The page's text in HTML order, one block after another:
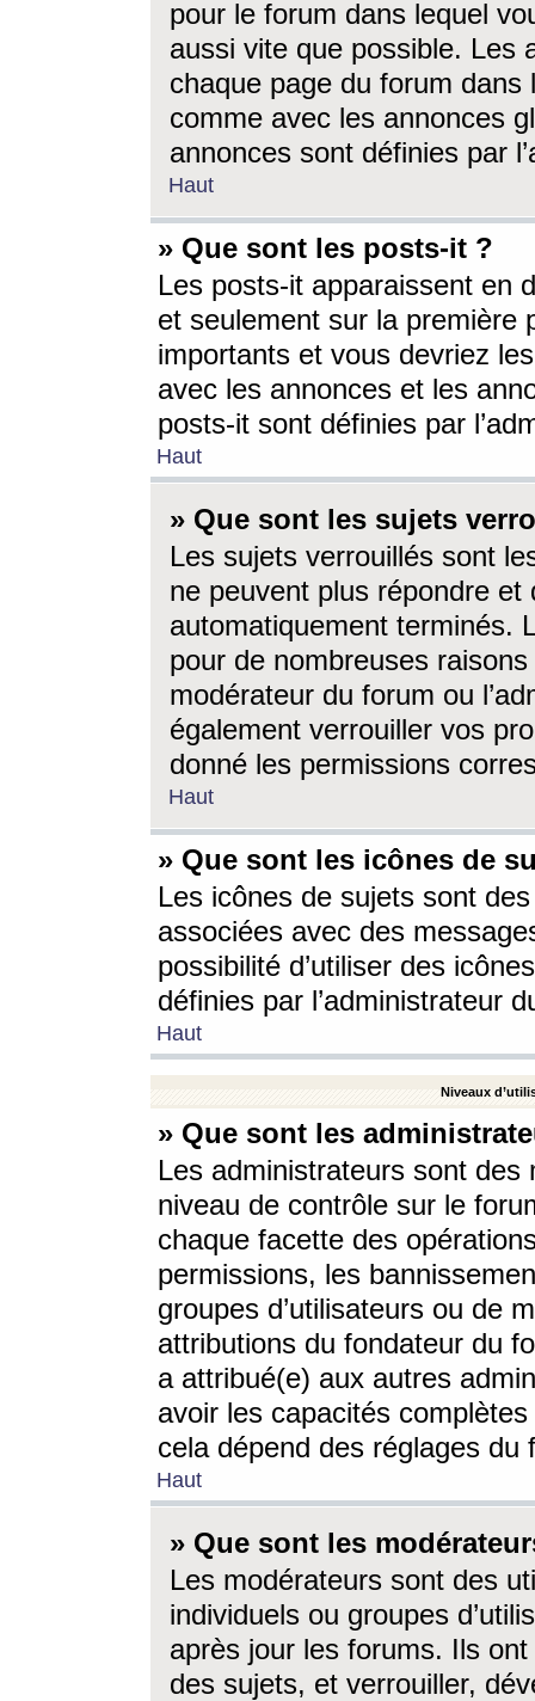
pour le forum dans lequel
aussi vite que possible. Les
chaque page du forum dans
comme avec les annonces
annonces sont définies par
Haut
» Que sont les posts-it ?
Les posts-it apparaissent en
et seulement sur la première
importants et vous devriez
avec les annonces et les
posts-it sont définies par
Haut
» Que sont les sujets
Les sujets verrouillés sont
ne peuvent plus répondre
automatiquement terminés.
pour de nombreuses
modérateur du forum ou
également verrouiller vos
donné les permissions
Haut
» Que sont les icônes de
Les icônes de sujets sont
associées avec des
possibilité d’utiliser des
définies par l’administrateur
Haut
Niveaux
» Que sont les
Les administrateurs sont
niveau de contrôle sur le
chaque facette des
permissions, les
groupes d’utilisateurs ou de
attributions du fondateur du
a attribué(e) aux autres
avoir les capacités
cela dépend des réglages du
Haut
» Que sont les
Les modérateurs sont des
individuels ou groupes
après jour les forums. Ils ont
des sujets, et verrouiller,